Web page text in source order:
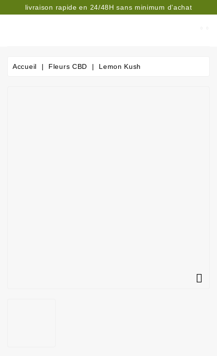
livraison rapide en 24/48H sans minimum d’achat
CATÉGORIE
Accueil Fleurs CBD Lemon Kush
